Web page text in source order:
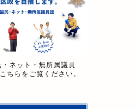
ネット・無所属議員
ちらをご覧ください。